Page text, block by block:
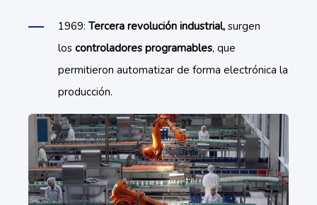
1969: Tercera revolución industrial, surgen
los controladores programables, que
permitieron automatizar de forma electrónica la
producción.